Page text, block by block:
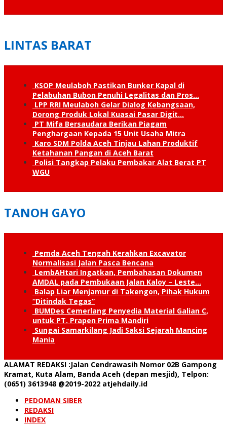
LINTAS BARAT
KSOP Meulaboh Pastikan Bunker Kapal di
Pelabuhan Bubon Penuhi Legalitas dan Pros…
LPP RRI Meulaboh Gelar Dialog Kebangsaan,
Dorong Produk Lokal Kuasai Pasar Digit…
PT Mifa Bersaudara Berikan Piagam
Penghargaan Kepada 15 Unit Usaha Mitra
Karo SDM Polda Aceh Tinjau Lahan Produktif
Ketahanan Pangan di Aceh Barat
Polisi Tangkap Pelaku Pembakar Alat Berat PT
WGU
TANOH GAYO
Pemda Aceh Tengah Kerahkan Excavator
Normalisasi Jalan Pasca Bencana
LembAHtari Ingatkan, Pembahasan Dokumen
AMDAL pada Pembukaan Jalan Kaloy – Leste…
Balap Liar Menjamur di Takengon, Pihak Hukum
“Ditindak Tegas”
BUMDes Cemerlang Penyedia Material Galian C,
untuk PT. Prapen Prima Mandiri
Sungai Samarkilang Jadi Saksi Sejarah Mancing
Mania
ALAMAT REDAKSI :Jalan Cendrawasih Nomor 02B Gampong
Kramat, Kuta Alam, Banda Aceh (depan mesjid), Telpon:
(0651) 3613948 @2019-2022 atjehdaily.id
PEDOMAN SIBER
REDAKSI
INDEX